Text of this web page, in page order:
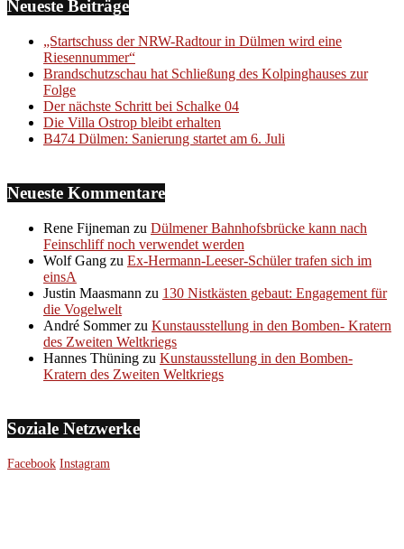
Neueste Beiträge
„Startschuss der NRW-Radtour in Dülmen wird eine
Riesennummer“
Brandschutzschau hat Schließung des Kolpinghauses zur
Folge
Der nächste Schritt bei Schalke 04
Die Villa Ostrop bleibt erhalten
B474 Dülmen: Sanierung startet am 6. Juli
Neueste Kommentare
Rene Fijneman zu Dülmener Bahnhofsbrücke kann nach
Feinschliff noch verwendet werden
Wolf Gang zu Ex-Hermann-Leeser-Schüler trafen sich im
einsA
Justin Maasmann zu 130 Nistkästen gebaut: Engagement für
die Vogelwelt
André Sommerzu Kunstausstellung in den Bomben- Kratern
des Zweiten Weltkriegs
Hannes Thüning zu Kunstausstellung in den Bomben-
Kratern des Zweiten Weltkriegs
Soziale Netzwerke
Facebook Instagram